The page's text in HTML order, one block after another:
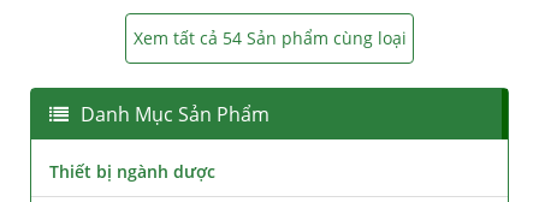
Xem tất cả 54 Sản phẩm cùng loại
Danh Mục Sản Phẩm
Thiết bị ngành dược